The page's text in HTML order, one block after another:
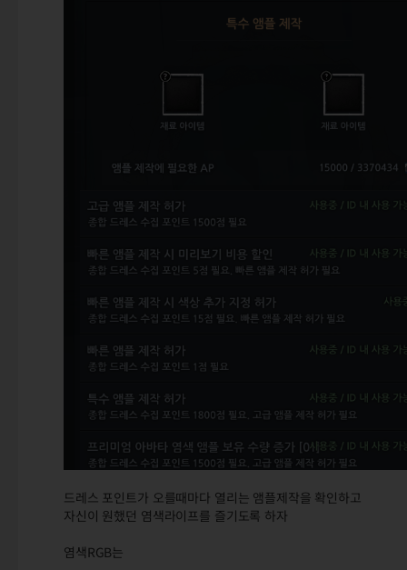
드레스 포인트가 오를때마다 열리는 앰플제작을 확인하고
자신이 원했던 염색라이프를 즐기도록 하자
염색RGB는